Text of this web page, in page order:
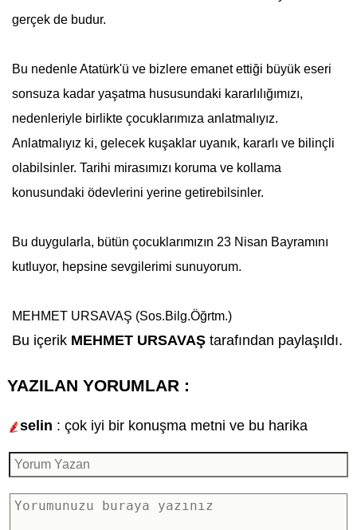
gerçek de budur.
Bu nedenleAtatürk'ü ve bizlere emanet ettiği büyük eseri
sonsuza kadar yaşatma hususundaki kararlılığımızı,
nedenleriyle birlikte çocuklarımıza anlatmalıyız.
Anlatmalıyız ki, gelecek kuşaklar uyanık, kararlı ve bilinçli
olabilsinler. Tarihi mirasımızı koruma ve kollama
konusundaki ödevlerini yerine getirebilsinler.
Bu duygularla, bütün çocuklarımızın 23 Nisan Bayramını
kutluyor, hepsine sevgilerimi sunuyorum.
MEHMET URSAVAŞ (Sos.Bilg.Öğrtm.)
Bu içerik MEHMET URSAVAŞ tarafından paylaşıldı.
YAZILAN YORUMLAR :
selin : çok iyi bir konuşma metni ve bu harika